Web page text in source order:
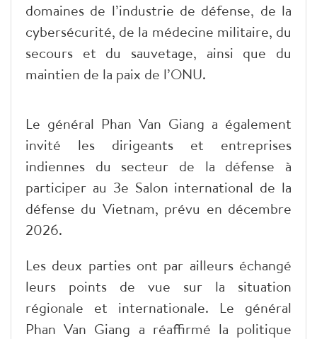
domaines de l’industrie de défense, de la
cybersécurité, de la médecine militaire, du
secours et du sauvetage, ainsi que du
maintien de la paix de l’ONU.
Le général Phan Van Giang a également
invité les dirigeants et entreprises
indiennes du secteur de la défense à
participer au 3e Salon international de la
défense du Vietnam, prévu en décembre
2026.
Les deux parties ont par ailleurs échangé
leurs points de vue sur la situation
régionale et internationale. Le général
Phan Van Giang a réaffirmé la politique